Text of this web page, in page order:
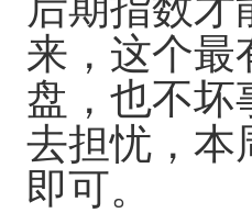
来，这个最
盘，也不坏
去担忧，本
即可。